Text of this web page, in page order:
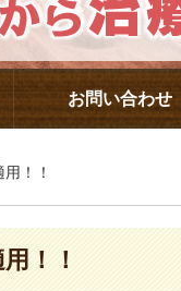
お問い合わせ
！！
！！